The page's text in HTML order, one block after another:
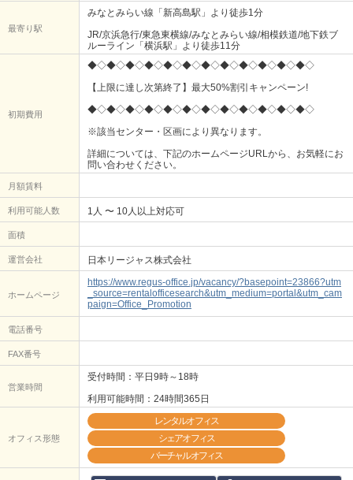
最寄り駅
みなとみらい線「新高島駅」より徒歩1分
JR/京浜急行/東急東横線/みなとみらい線/相模鉄道/地下鉄ブ
ルーライン「横浜駅」より徒歩11分
初期費用
◆◇◆◇◆◇◆◇◆◇◆◇◆◇◆◇◆◇◆◇◆◇◆◇
【上限に達し次第終了】最大50%割引キャンペーン!
◆◇◆◇◆◇◆◇◆◇◆◇◆◇◆◇◆◇◆◇◆◇◆◇
※該当センター・区画により異なります。
詳細については、下記のホームページURLから、お気軽にお
問い合わせください。
月額賃料
利用可能人数 1人 〜 10人以上対応可
面積
運営会社 日本リージャス株式会社
ホームページ
https://www.regus-office.jp/vacancy/?basepoint=23866?utm
_source=rentalofficesearch&utm_medium=portal&utm_cam
paign=Office_Promotion
電話番号
FAX番号
営業時間
受付時間：平日9時～18時
利用可能時間：24時間365日
オフィス形態
レンタルオフィス
シェアオフィス
バーチャルオフィス